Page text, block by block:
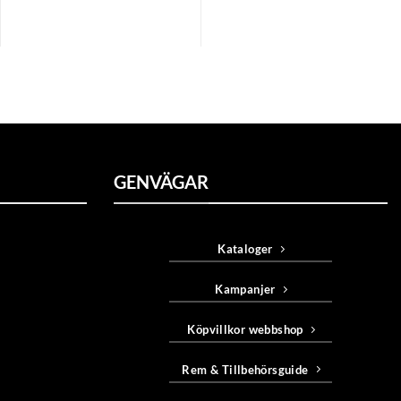
GENVÄGAR
Kataloger
Kampanjer
Köpvillkor webbshop
Rem & Tillbehörsguide